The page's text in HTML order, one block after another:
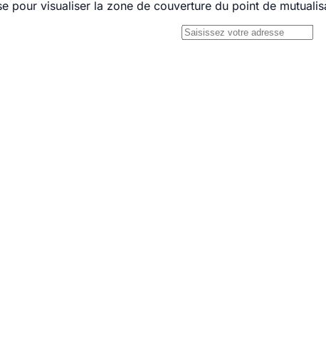
pour visualiser la zone de couverture du point de